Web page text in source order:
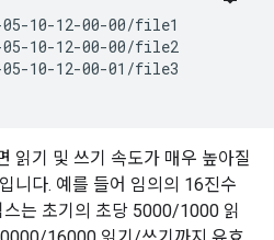
05-10-12-00-00/file1
05-10-12-00-00/file2
05-10-12-00-01/file3
읽기 및 쓰기 속도가 매우 높아질
니다. 예를 들어 임의의 16진수
는 초기의 초당 5000/1000 읽